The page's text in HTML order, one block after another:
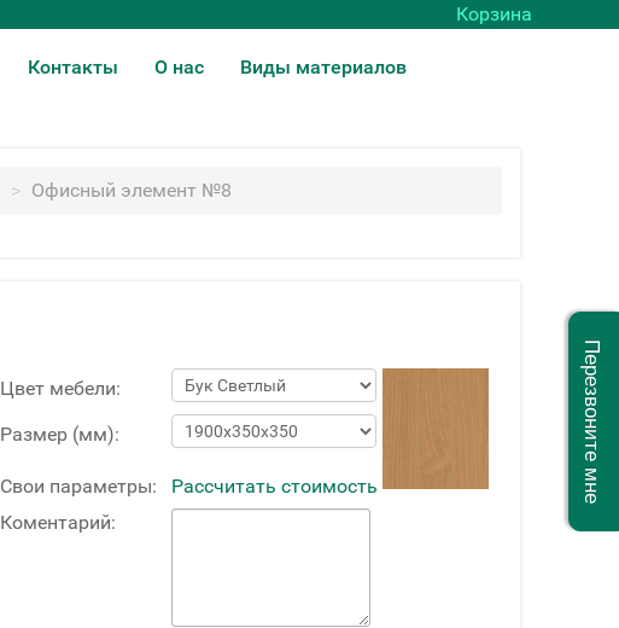
Корзина
Контакты О нас Виды материалов
> Офисный элемент №8
Цвет мебели:
Размер (мм):
Свои параметры:
Рассчитать стоимость
Коментарий:
Перезвоните мне